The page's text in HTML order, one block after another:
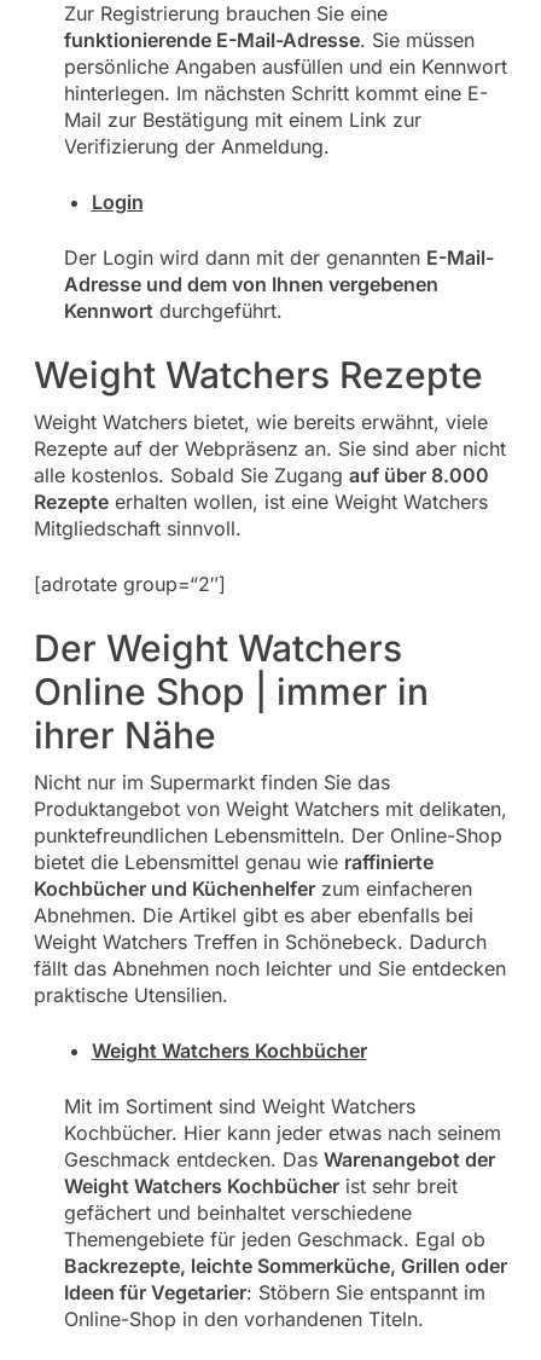
Zur Registrierung brauchen Sie eine
funktionierende E-Mail-Adresse. Sie müssen
persönliche Angaben ausfüllen und ein Kennwort
hinterlegen. Im nächsten Schritt kommt eine E-
Mail zur Bestätigung mit einem Link zur
Verifizierung der Anmeldung.
Login
Der Login wird dann mit der genannten E-Mail-
Adresse und dem von Ihnen vergebenen
Kennwortdurchgeführt.
Weight Watchers Rezepte
Weight Watchers bietet, wie bereits erwähnt, viele
Rezepte auf der Webpräsenz an. Sie sind aber nicht
alle kostenlos. Sobald Sie Zugang auf über 8.000
Rezepteerhalten wollen, ist eine Weight Watchers
Mitgliedschaft sinnvoll.
[adrotate group=“2″]
Der Weight Watchers
Online Shop | immer in
ihrer Nähe
Nicht nur im Supermarkt finden Sie das
Produktangebot von Weight Watchers mit delikaten,
punktefreundlichen Lebensmitteln. Der Online-Shop
bietet die Lebensmittel genau wie raffinierte
Kochbücher und Küchenhelferzum einfacheren
Abnehmen. Die Artikel gibt es aber ebenfalls bei
Weight Watchers Treffen in Schönebeck. Dadurch
fällt das Abnehmen noch leichter und Sie entdecken
praktische Utensilien.
Weight Watchers Kochbücher
Mit im Sortiment sind Weight Watchers
Kochbücher. Hier kann jeder etwas nach seinem
Geschmack entdecken. Das Warenangebot der
Weight Watchers Kochbücherist sehr breit
gefächert und beinhaltet verschiedene
Themengebiete für jeden Geschmack. Egal ob
Backrezepte, leichte Sommerküche, Grillen oder
Ideen für Vegetarier: Stöbern Sie entspannt im
Online-Shop in den vorhandenen Titeln.